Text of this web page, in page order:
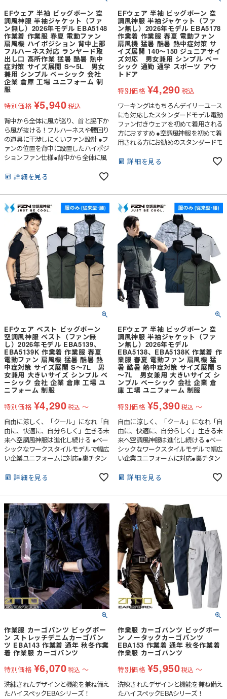
EFウェア 半袖 ビッグボーン 空
調風神服 半袖ジャケット（ファ
ン無し）2026年モデル EBA5148
作業着 作業服 春夏 電動ファン
扇風機 ハイポジション 背中上部
フルハーネス対応 ランヤード取
出し口 高所作業 猛暑 酷暑 熱中
症対策 サイズ展開 S～5L 男女
兼用 シンプル ベーシック 会社
企業 倉庫 工場 ユニフォーム 制
服
特別価格 ¥5,940税込
背中から全体に風が巡り、首と脇下か
ら風が抜ける！フルハーネスや腰回り
の道具に干渉しにくいファン設計 ●フ
ァンの位置を背中に設置したハイポジ
ションファン仕様●背中から全体に風
ルハーネスや腰回りの道具に干渉しに
ンガー用ループ付きでフルハーネスに
対応●裏チタン加工が紫外線、赤外線
を大幅にカットし衣服内温度の上昇を
抑える●背中の3D風気路メッシュ仕様
で首裏へダイレクトに空気が流れる●
左胸ポケットに野帳やスマートフォン
が入るインナーポケット
詳細を見る
EFウェア 半袖 ビッグボーン 空
調風神服 半袖ジャケット（ファ
ン無し）2026年モデル EBA5178
作業着 作業服 春夏 電動ファン
扇風機 猛暑 酷暑 熱中症対策 サ
イズ展開 140～150 ジュニアサイ
ズ対応 男女兼用 シンプル ベー
シック 通勤 通学 スポーツ アウ
トドア
特別価格 ¥4,290税込
ワーキングはもちろんデイリーユース
にも対応したスタンダードモデル電動
ファン付きウェアを初めて着用される
方におすすめ ●空調風神服を初めて着
用される方にお勧めのスタンダードモ
を大幅にカットし衣服内温度の上昇を
ー仕様
詳細を見る
EFウェア ベスト ビッグボーン
空調風神服 ベスト（ファン無
し）2026年モデル EBA5139、
EBA5139K 作業着 作業服 春夏
電動ファン 扇風機 猛暑 酷暑 熱
中症対策 サイズ展開 S～7L 男
女兼用 大きいサイズ シンプル ベ
ーシック 会社 企業 倉庫 工場 ユ
ニフォーム 制服
特別価格 ¥4,290税込 〜
自由に涼しく、「クール」になれ「自
由に、快適に、自分らしく」生きる未
来へ空調風神服は進化し続ける ●ベー
シックなワークスタイルモデルで幅広
い企業ユニフォームに対応●裏チタン
し衣服内温度の上昇を抑える●背中の
レクトに空気が流れる●左胸に野帳や
スマートフォンが入るバーチカルポケ
ット●7Lまでの豊富なサイズ展開
詳細を見る
EFウェア 半袖 ビッグボーン 空
調風神服 半袖ジャケット（ファ
ン無し）2026年モデル
EBA5138、EBA5138K 作業着 作
業服 春夏 電動ファン 扇風機 猛
暑 酷暑 熱中症対策 サイズ展開 S
～7L 男女兼用 大きいサイズ シ
ンプル ベーシック 会社 企業 倉
庫 工場 ユニフォーム 制服
特別価格 ¥5,390税込 〜
自由に涼しく、「クール」になれ「自
由に、快適に、自分らしく」生きる未
来へ空調風神服は進化し続ける ●ベー
シックなワークスタイルモデルで幅広
い企業ユニフォームに対応●裏チタン
し衣服内温度の上昇を抑える●背中の
レクトに空気が流れる●左胸に野帳や
スマートフォンが入るバーチカルポケ
ット●7Lまでの豊富なサイズ展開
詳細を見る
作業服 カーゴパンツ ビッグボー
ン ストレッチデニムカーゴパン
ツ EBA143 作業着 通年 秋冬作業
着 作業服 カーゴパンツ
特別価格 ¥6,070税込 〜
洗練されたデザインと機能を兼ね備え
たハイスペックEBAシリーズ！
作業服 カーゴパンツ ビッグボー
ン ノータックカーゴパンツ
EBA153 作業着 通年 秋冬作業着
作業服 カーゴパンツ
特別価格 ¥5,950税込 〜
洗練されたデザインと機能を兼ね備え
たハイスペックEBAシリーズ！